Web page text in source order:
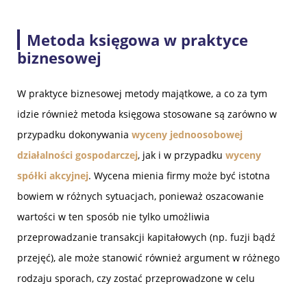
Metoda księgowa w praktyce
biznesowej
W praktyce biznesowej metody majątkowe, a co za tym
idzie również metoda księgowa stosowane są zarówno w
przypadku dokonywania wyceny jednoosobowej
działalności gospodarczej, jak i w przypadku wyceny
spółki akcyjnej. Wycena mienia firmy może być istotna
bowiem w różnych sytuacjach, ponieważ oszacowanie
wartości w ten sposób nie tylko umożliwia
przeprowadzanie transakcji kapitałowych (np. fuzji bądź
przejęć), ale może stanowić również argument w różnego
rodzaju sporach, czy zostać przeprowadzone w celu